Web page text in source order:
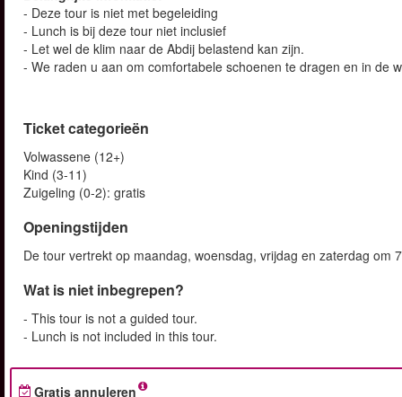
- Deze tour is niet met begeleiding
- Lunch is bij deze tour niet inclusief
- Let wel de klim naar de Abdij belastend kan zijn.
- We raden u aan om comfortabele schoenen te dragen en in de
Ticket categorieën
Volwassene (12+)
Kind (3-11)
Zuigeling (0-2): gratis
Openingstijden
De tour vertrekt op maandag, woensdag, vrijdag en zaterdag om
Wat is niet inbegrepen?
- This tour is not a guided tour.
- Lunch is not included in this tour.
Gratis annuleren